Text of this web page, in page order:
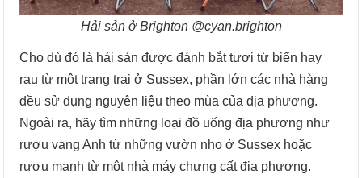
Hải sản ở Brighton @cyan.brighton
Cho dù đó là hải sản được đánh bắt tươi từ biển hay
rau từ một trang trại ở Sussex, phần lớn các nhà hàng
đều sử dụng nguyên liệu theo mùa của địa phương.
Ngoài ra, hãy tìm những loại đồ uống địa phương như
rượu vang Anh từ những vườn nho ở Sussex hoặc
rượu mạnh từ một nhà máy chưng cất địa phương.